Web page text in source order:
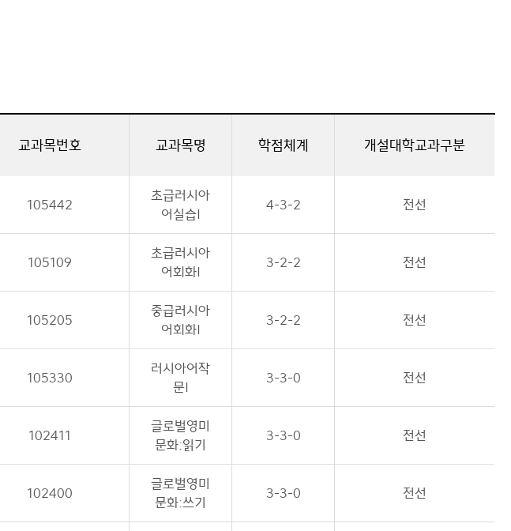
교과목번호 교과목명 학점체계 개설대학교과구분
105442
초급러시아
어실습I
4-3-2 전선
105109
초급러시아
어회화I
3-2-2 전선
105205
중급러시아
어회화I
3-2-2 전선
105330
러시아어작
문I
3-3-0 전선
102411
글로벌영미
문화:읽기
3-3-0 전선
102400
글로벌영미
문화:쓰기
3-3-0 전선